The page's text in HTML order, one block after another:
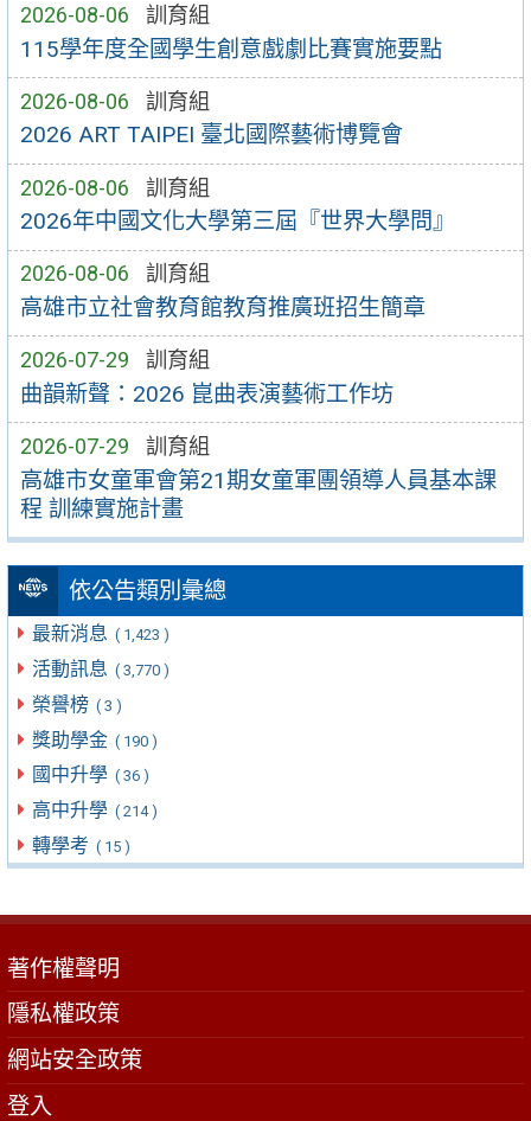
2026-08-06 訓育組
115學年度全國學生創意戲劇比賽實施要點
2026-08-06 訓育組
2026 ART TAIPEI 臺北國際藝術博覽會
2026-08-06 訓育組
2026年中國文化大學第三屆『世界大學問』
2026-08-06 訓育組
高雄市立社會教育館教育推廣班招生簡章
2026-07-29 訓育組
曲韻新聲：2026 崑曲表演藝術工作坊
2026-07-29 訓育組
高雄市女童軍會第21期女童軍團領導人員基本課
程 訓練實施計畫
依公告類別彙總
最新消息 ( 1,423 )
活動訊息 ( 3,770 )
榮譽榜 ( 3 )
獎助學金 ( 190 )
國中升學 ( 36 )
高中升學 ( 214 )
轉學考 ( 15 )
著作權聲明
隱私權政策
網站安全政策
登入